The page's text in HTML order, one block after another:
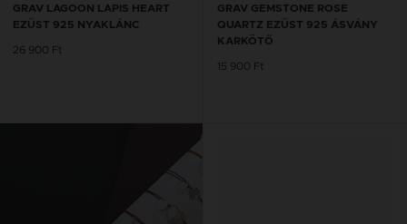
GRAV LAGOON LAPIS HEART
EZÜST 925 NYAKLÁNC
26 900 Ft
GRAV GEMSTONE ROSE
QUARTZ EZÜST 925 ÁSVÁNY
KARKÖTŐ
15 900 Ft